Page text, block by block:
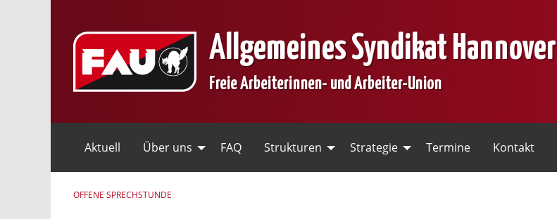
Allgemeines Syndikat Hannover
Freie Arbeiterinnen- und Arbeiter-Union
Aktuell Über uns FAQ Strukturen Strategie Termine Kontakt
OFFENE SPRECHSTUNDE